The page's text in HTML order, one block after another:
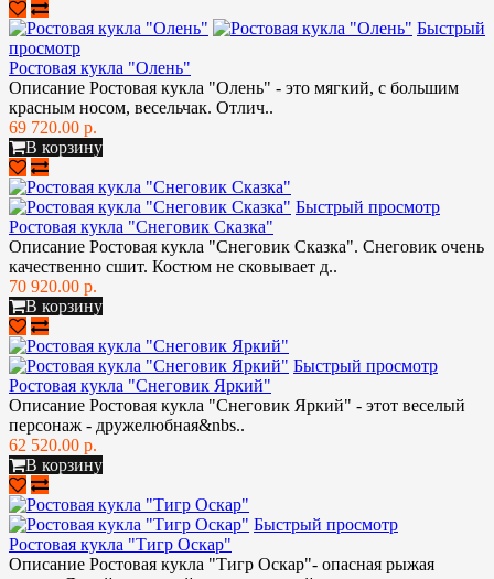
Быстрый
просмотр
Ростовая кукла "Олень"
Описание Ростовая кукла "Олень" - это мягкий, с большим
красным носом, весельчак. Отлич..
69 720.00 р.
В корзину
Быстрый просмотр
Ростовая кукла "Снеговик Сказка"
Описание Ростовая кукла "Снеговик Сказка". Снеговик очень
качественно сшит. Костюм не сковывает д..
70 920.00 р.
В корзину
Быстрый просмотр
Ростовая кукла "Снеговик Яркий"
Описание Ростовая кукла "Снеговик Яркий" - этот веселый
персонаж - дружелюбная&nbs..
62 520.00 р.
В корзину
Быстрый просмотр
Ростовая кукла "Тигр Оскар"
Описание Ростовая кукла "Тигр Оскар"- опасная рыжая